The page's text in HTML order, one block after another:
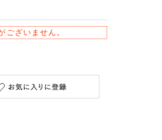
ございません。